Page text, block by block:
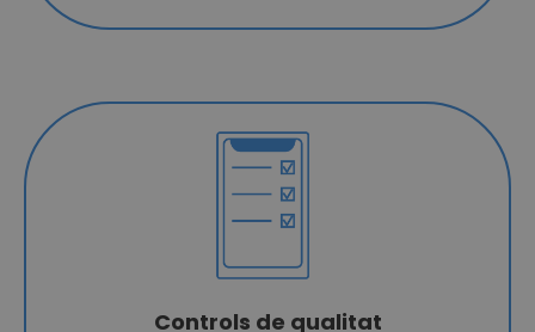
Controls de qualitat